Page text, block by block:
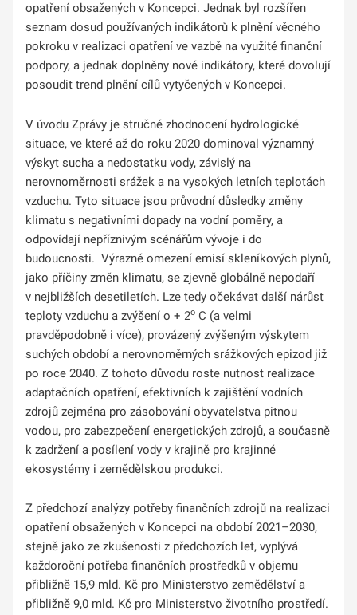
opatření obsažených v Koncepci. Jednak byl rozšířen
seznam dosud používaných indikátorů k plnění věcného
pokroku v realizaci opatření ve vazbě na využité finanční
podpory, a jednak doplněny nové indikátory, které dovolují
posoudit trend plnění cílů vytyčených v Koncepci.
V úvodu Zprávy je stručné zhodnocení hydrologické
situace, ve které až do roku 2020 dominoval významný
výskyt sucha a nedostatku vody, závislý na
nerovnoměrnosti srážek a na vysokých letních teplotách
vzduchu. Tyto situace jsou průvodní důsledky změny
klimatu s negativními dopady na vodní poměry, a
odpovídají nepříznivým scénářům vývoje i do
budoucnosti. Výrazné omezení emisí skleníkových plynů,
jako příčiny změn klimatu, se zjevně globálně nepodaří
v nejbližších desetiletích. Lze tedy očekávat další nárůst
teploty vzduchu a zvýšení o + 2o C (a velmi
pravděpodobně i více), provázený zvýšeným výskytem
suchých období a nerovnoměrných srážkových epizod již
po roce 2040. Z tohoto důvodu roste nutnost realizace
adaptačních opatření, efektivních k zajištění vodních
zdrojů zejména pro zásobování obyvatelstva pitnou
vodou, pro zabezpečení energetických zdrojů, a současně
k zadržení a posílení vody v krajině pro krajinné
ekosystémy i zemědělskou produkci.
Z předchozí analýzy potřeby finančních zdrojů na realizaci
opatření obsažených v Koncepci na období 2021–2030,
stejně jako ze zkušenosti z předchozích let, vyplývá
každoroční potřeba finančních prostředků v objemu
přibližně 15,9 mld. Kč pro Ministerstvo zemědělství a
přibližně 9,0 mld. Kč pro Ministerstvo životního prostředí.